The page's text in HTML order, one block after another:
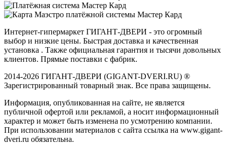
Интернет-гипермаркет ГИГАНТ-ДВЕРИ - это огромный
выбор и низкие цены. Быстрая доставка и качественная
установка . Также официальная гарантия и тысячи довольных
клиентов. Прямые поставки с фабрик.
2014-2026 ГИГАНТ-ДВЕРИ (GIGANT-DVERI.RU) ®
Зарегистрированный товарный знак. Все права защищены.
Информация, опубликованная на сайте, не является
публичной офертой или рекламой, а носит информационный
характер и может быть изменена по усмотрению компании.
При использовании материалов с сайта ссылка на www.gigant-
dveri.ru обязательна.